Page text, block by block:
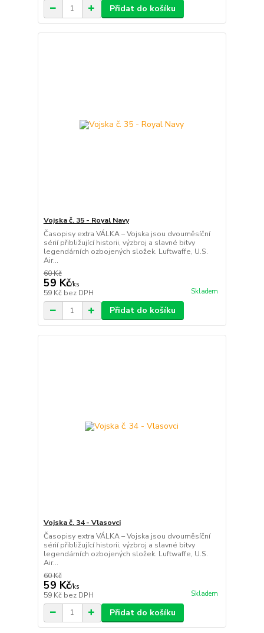
Přidat do košíku
Vojska č. 35 - Royal Navy
Časopisy extra VÁLKA – Vojska jsou dvouměsíční
sérií přibližující historii, výzbroj a slavné bitvy
legendárních ozbojených složek. Luftwaffe, U.S.
Air...
60 Kč
59 Kč/ks
59 Kč bez DPH Skladem
Přidat do košíku
Vojska č. 34 - Vlasovci
Časopisy extra VÁLKA – Vojska jsou dvouměsíční
sérií přibližující historii, výzbroj a slavné bitvy
legendárních ozbojených složek. Luftwaffe, U.S.
Air...
60 Kč
59 Kč/ks
59 Kč bez DPH Skladem
Přidat do košíku